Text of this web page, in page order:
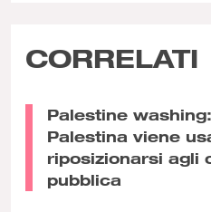
CORRELATI
Palestine
Palestina viene
riposizionarsi agli
pubblica